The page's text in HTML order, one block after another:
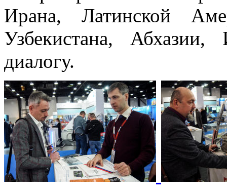
Ирана, Латинской
Узбекистана,
диалогу.